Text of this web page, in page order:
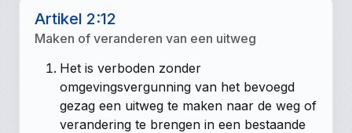
Artikel 2:12
Maken of veranderen van een uitweg
Het is verboden zonder
omgevingsvergunning van het bevoegd
gezag een uitweg te maken naar de weg of
verandering te brengen in een bestaande